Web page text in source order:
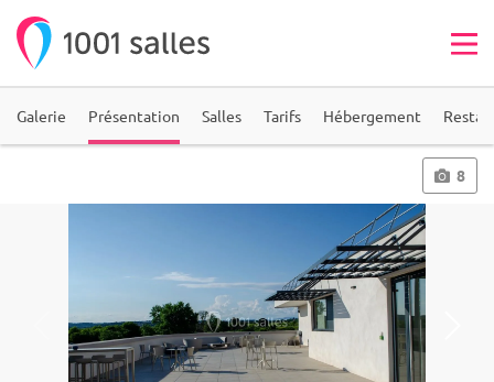
Galerie Présentation Salles Tarifs Hébergement
8